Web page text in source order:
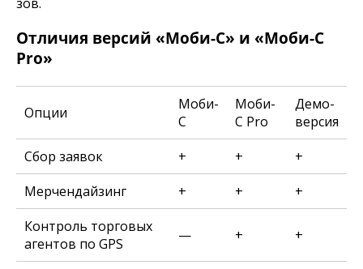
Отличия версий «Моби-С» и «Моби-С
Pro»
Опции
Моби-
С
Моби-
С Pro
Демо-
версия
Сбор заявок
+ +
+
Мерчендайзинг
+ +
+
Контроль торговых
агентов по GPS
— + +